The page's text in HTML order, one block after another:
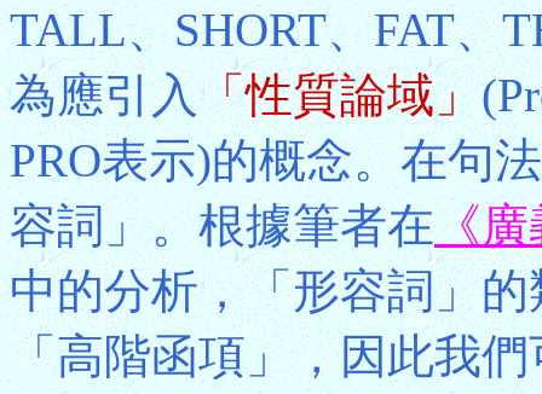
TALL、SHORT、FAT、
為應引入「性質論域」
PRO表示)的概念。在句
容詞」。根據筆者在《廣
中的分析，「形容詞」
「高階函項」，因此我